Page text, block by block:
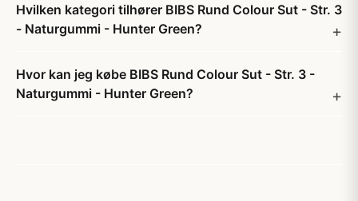
Hvilken kategori tilhører BIBS Rund Colour Sut - Str. 3
- Naturgummi - Hunter Green?
Hvor kan jeg købe BIBS Rund Colour Sut - Str. 3 -
Naturgummi - Hunter Green?